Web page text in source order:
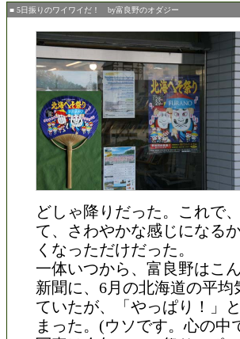
■ 5日振りのワイワイだ！ by富良野のオダジー
どしゃ降りだった。これで
て、さわやかな感じになる
くなっただけだった。
一体いつから、富良野はこ
新聞に、6月の北海道の平
ていたが、「やっぱり！」
まった。(ウソです。心の中